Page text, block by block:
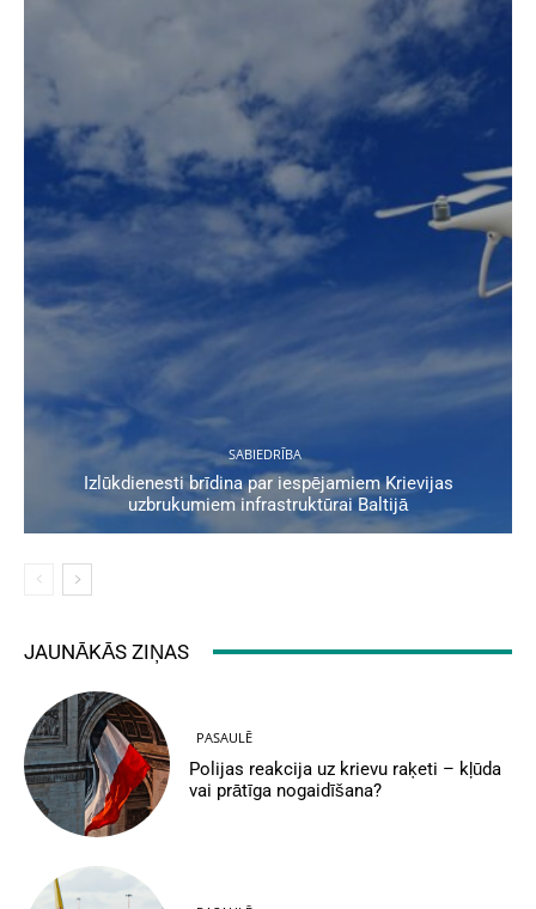
SABIEDRĪBA
Izlūkdienesti brīdina par iespējamiem Krievijas
uzbrukumiem infrastruktūrai Baltijā
JAUNĀKĀS ZIŅAS
PASAULĒ
Polijas reakcija uz krievu raķeti – kļūda
vai prātīga nogaidīšana?